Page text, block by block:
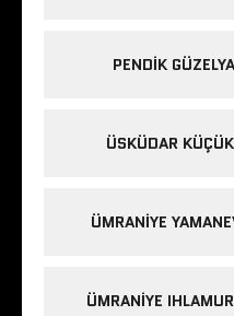
PENDIK
ÜSKÜDAR
ÜMRANIYE
ÜMRANIYE